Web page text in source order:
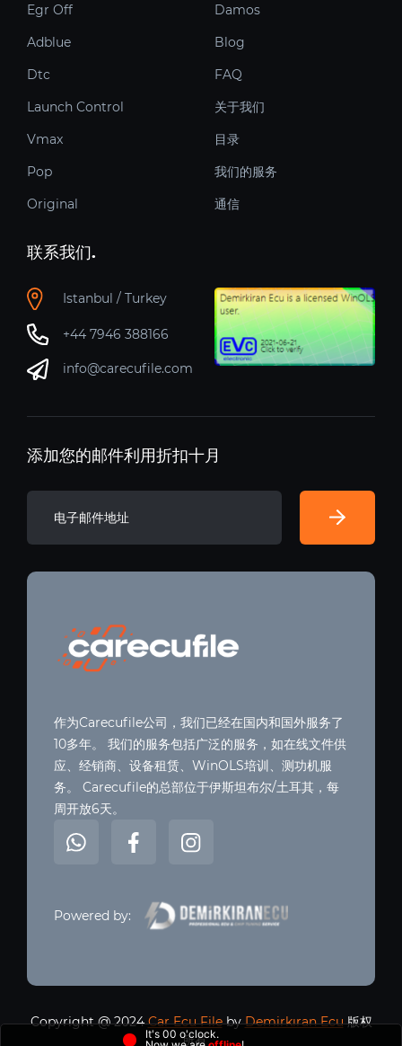
It's 00 o'clock.
Egr Off
Adblue
Dtc
Launch Control
Vmax
Pop
Original
Damos
Blog
FAQ
关于我们
目录
我们的服务
通信
联系我们.
Istanbul / Turkey
+44 7946 388166
info@carecufile.com
添加您的邮件利用折扣十月
作为Carecufile公司，我们已经在国内和国外服务了
10多年。 我们的服务包括广泛的服务，如在线文件供
应、经销商、设备租赁、WinOLS培训、测功机服
务。 Carecufile的总部位于伊斯坦布尔/土耳其，每
周开放6天。
Powered by:
Copyright @ 2024Car Ecu FilebyDemirkıran Ecu版权
所有。